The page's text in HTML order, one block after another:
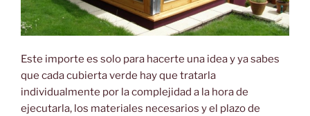
Este importe es solo para hacerte una idea y ya sabes
que cada cubierta verde hay que tratarla
individualmente por la complejidad a la hora de
ejecutarla, los materiales necesarios y el plazo de